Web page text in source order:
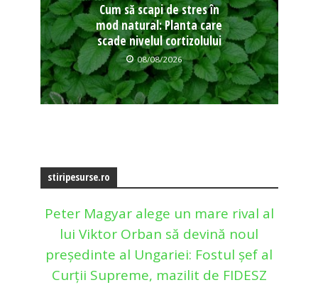
Cum să scapi de stres în
mod natural: Planta care
scade nivelul cortizolului
08/08/2026
stiripesurse.ro
Peter Magyar alege un mare rival al
lui Viktor Orban să devină noul
președinte al Ungariei: Fostul șef al
Curții Supreme, mazilit de FIDESZ